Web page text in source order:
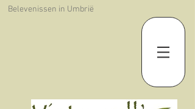
Belevenissen in Umbrië